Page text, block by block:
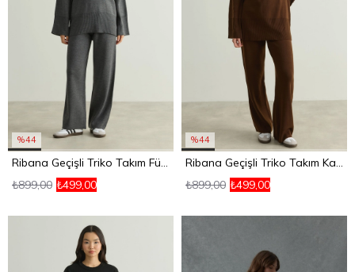
%44
Ribana Geçişli Triko Takım Füme
₺499,00
₺899,00
%44
Ribana Geçişli Triko Takım Kahverengi
₺499,00
₺899,00